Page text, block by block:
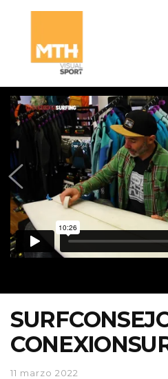
11 marzo 2022